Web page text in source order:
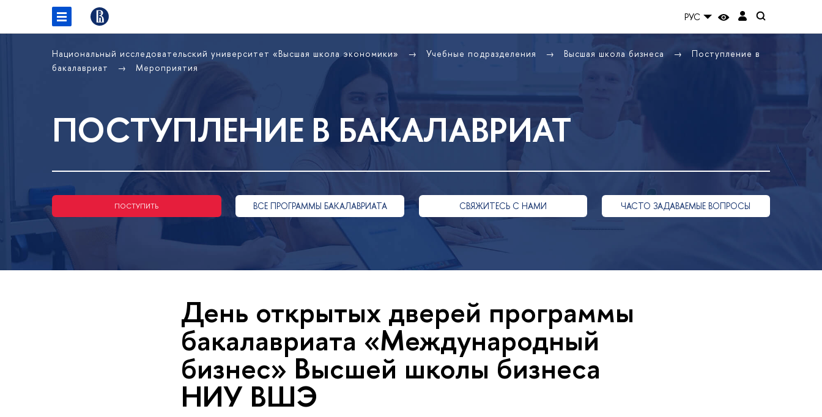
РУС
Национальный исследовательский университет «Высшая школа экономики» Учебные подразделения Высшая школа бизнеса
Поступление в
бакалавриат
Мероприятия
ПОСТУПЛЕНИЕ В БАКАЛАВРИАТ
ПОСТУПИТЬ ВСЕ ПРОГРАММЫ БАКАЛАВРИАТА СВЯЖИТЕСЬ С НАМИ ЧАСТО ЗАДАВАЕМЫЕ ВОПРОСЫ
День открытых дверей программы
бакалавриата «Международный
бизнес» Высшей школы бизнеса
НИУ ВШЭ